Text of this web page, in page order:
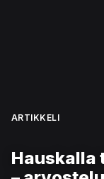
ARTIKKELI
Hauskalla